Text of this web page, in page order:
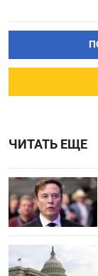
ЧИТАТЬ ЕЩЕ